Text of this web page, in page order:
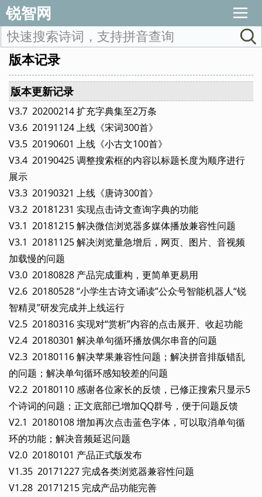
锐智网
版本记录
版本更新记录
V3.7 20200214 扩充字典集至2万条
V3.6 20191124 上线《宋词300首》
V3.5 20190601 上线《小古文100首》
V3.4 20190425 调整搜索框的内容以标题长度为顺序进行
展示
V3.3 20190321 上线《唐诗300首》
V3.2 20181231 实现点击诗文查询字典的功能
V3.1 20181215 解决微信浏览器多媒体播放兼容性问题
V3.1 20181125 解决浏览量急增后，网页、图片、音视频
加载慢的问题
V3.0 20180828 产品完成重构，更简单更易用
V2.6 20180528 “小学生古诗文诵读”公众号智能机器人“锐
智精灵”研发完成并上线运行
V2.5 20180316 实现对“赏析”内容的点击展开、收起功能
V2.4 20180301 解决单句循环播放偶尔串音的问题
V2.3 20180116 解决苹果兼容性问题；解决拼音排版错乱
的问题；解决单句循环感知较差的问题
V2.2 20180110 感谢各位家长的反馈，已修正搜索只显示5
个诗词的问题；正文底部已增加QQ群号，便于问题反馈
V2.1 20180108 增加再次点击蓝色字体，可以取消单句循
环的功能；解决音频延迟问题
V2.0 20180101 产品正式版发布
V1.35 20171227 完成各类浏览器兼容性问题
V1.28 20171215 完成产品功能完善